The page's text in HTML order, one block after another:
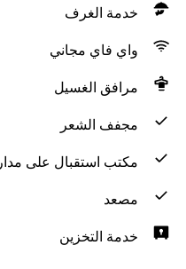
خدمة الغرف
واي فاي مجاني
مرافق الغسيل
مجفف الشعر
مكتب استقبال على مدار 24 ساعة
مصعد
خدمة التخزين